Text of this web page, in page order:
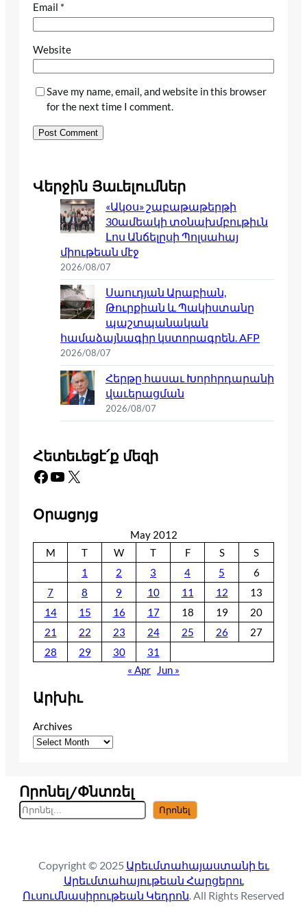
Email *
Website
Save my name, email, and website in this browser
for the next time I comment.
Վերջին Յաւելումներ
«Ակօս» շաբաթաթերթի
30ամեակի տօնախմբութիւն
Լոս Անճելըսի Պոլսահայ
միութեան մէջ
2026/08/07
Սաուդյան Արաբիան,
Թուրքիան և Պակիստանը
պաշտպանական
համաձայնագիր կստորագրեն. AFP
2026/08/07
Հերթը հասաւ Խորհրդարանի
վաւերացման
2026/08/07
Հետեւեցէ՛ք մեզի
Facebook YouTube X
Օրացոյց
May 2012
M
T W T F S
S
1
2 3 4 5
6
7
8 9 10 11 12
13
14
15 16 17 18 19
20
21
22 23 24 25 26
27
28
29 30
31
« Apr
Jun »
Արխիւ
Archives
Որոնել/Փնտռել
S
e
c
h
Որոնել
Copyright © 2025 Արեւմտահայաստանի եւ
Արեւմտահայութեան Հարցերու
Ուսումնասիրութեան Կեդրոն. All Rights Reserved